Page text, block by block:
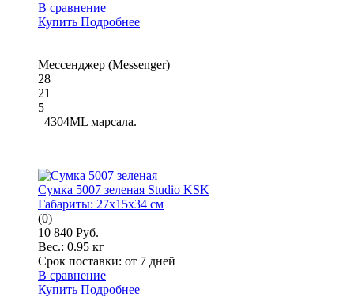
В сравнение
Купить Подробнее
Мессенджер (Messenger)
28
21
5
4304ML марсала.
Сумка 5007 зеленая Studio KSK
Габариты: 27x15x34 см
(0)
10 840 Руб.
Вес.: 0.95 кг
Срок поставки: от 7 дней
В сравнение
Купить Подробнее